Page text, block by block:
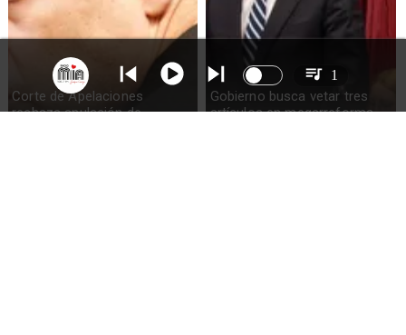
Corte de Apelaciones
rechaza anulación de
Gobierno busca vetar tres
artículos en megarreforma
1